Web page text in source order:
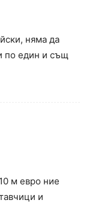
няма да
по един и същ
м евро ние
и